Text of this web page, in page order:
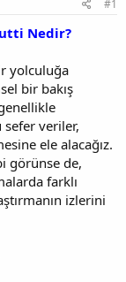
#1
Nedir?
yolculuğa
bir bakış
sefer veriler,
ele alacağız.
görünse de,
farklı
izlerini